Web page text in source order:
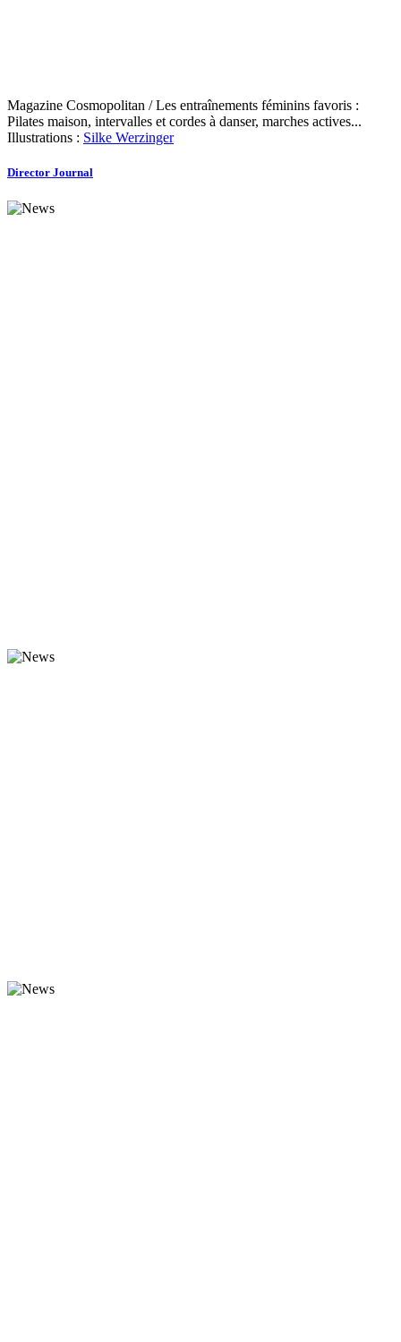
Magazine Cosmopolitan / Les entraînements féminins favoris :
Pilates maison, intervalles et cordes à danser, marches actives...
Illustrations : Silke Werzinger
Director Journal